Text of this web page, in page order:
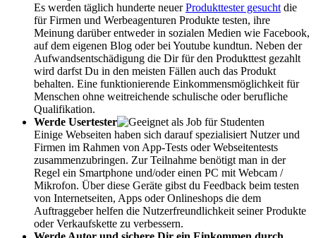
Es werden täglich hunderte neuerProdukttester gesucht die
für Firmen und Werbeagenturen Produkte testen, ihre
Meinung darüber entweder in sozialen Medien wie Facebook,
auf dem eigenen Blog oder bei Youtube kundtun. Neben der
Aufwandsentschädigung die Dir für den Produkttest gezahlt
wird darfst Du in den meisten Fällen auch das Produkt
behalten. Eine funktionierende Einkommensmöglichkeit für
Menschen ohne weitreichende schulische oder berufliche
Qualifikation.
Werde Usertester
Einige Webseiten haben sich darauf spezialisiert Nutzer und
Firmen im Rahmen von App-Tests oder Webseitentests
zusammenzubringen. Zur Teilnahme benötigt man in der
Regel ein Smartphone und/oder einen PC mit Webcam /
Mikrofon. Über diese Geräte gibst du Feedback beim testen
von Internetseiten, Apps oder Onlineshops die dem
Auftraggeber helfen die Nutzerfreundlichkeit seiner Produkte
oder Verkaufskette zu verbessern.